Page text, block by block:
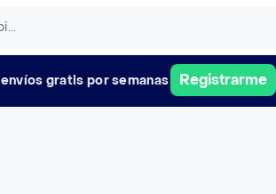
envíos gratis por semanas Registrarme